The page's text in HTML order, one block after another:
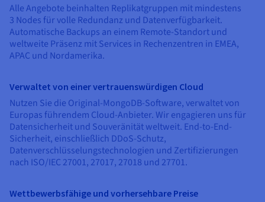
Preise
Verfügbarkeit nach Regionen
Dokumentation
Roadmap und Changelog
Monitoring
Roadmap und Changelog
Dokumentation
Roadmap und Changelog
Roadmap und Changelog
Roadmap und Changelog
Alle Angebote beinhalten Replikatgruppen mit mindestens
3 Nodes für volle Redundanz und Datenverfügbarkeit.
Automatische Backups an einem Remote-Standort und
weltweite Präsenz mit Services in Rechenzentren in EMEA,
APAC und Nordamerika.
Verwaltet von einer vertrauenswürdigen Cloud
Nutzen Sie die Original-MongoDB-Software, verwaltet von
Europas führendem Cloud-Anbieter. Wir engagieren uns für
Datensicherheit und Souveränität weltweit. End-to-End-
Sicherheit, einschließlich DDoS-Schutz,
Datenverschlüsselungstechnologien und Zertifizierungen
nach ISO/IEC 27001, 27017, 27018 und 27701.
Wettbewerbsfähige und vorhersehbare Preise